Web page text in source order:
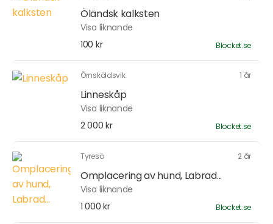
Öländsk kalksten
Visa liknande
100 kr
Blocket.se
Örnsköldsvik 1 år
Linneskåp
Visa liknande
2 000 kr
Blocket.se
Tyresö 2 år
Omplacering av hund, Labrad...
Visa liknande
1 000 kr
Blocket.se